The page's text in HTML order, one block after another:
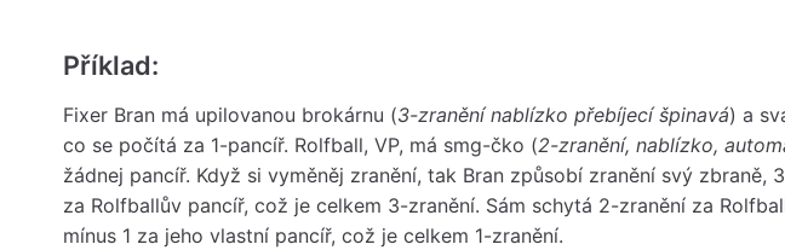
Příklad:
Fixer Bran má upilovanou brokárnu (3-zranění nablízko přebíjecí špinavá) a
co se počítá za 1-pancíř. Rolfball, VP, má smg-čko (2-zranění, nablízko,
žádnej pancíř. Když si vyměněj zranění, tak Bran způsobí zranění svý zbraně,
za Rolfballův pancíř, což je celkem 3-zranění. Sám schytá 2-zranění za
mínus 1 za jeho vlastní pancíř, což je celkem 1-zranění.